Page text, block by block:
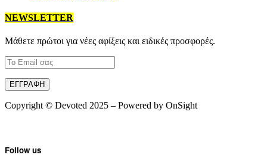
NEWSLETTER
Mάθετε πρώτοι για νέες αφίξεις και ειδικές προσφορές.
Copyright © Devoted 2025 – Powered by OnSight
Follow us